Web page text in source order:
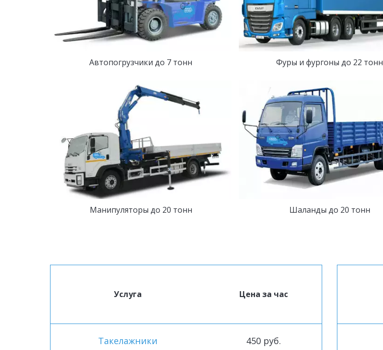
Автопогрузчики до 7 тонн Фуры и фургоны до 22 тонн
Манипуляторы до 20 тонн Шаланды до 20 тонн
Услуга Цена за час
Такелажники 450 руб.